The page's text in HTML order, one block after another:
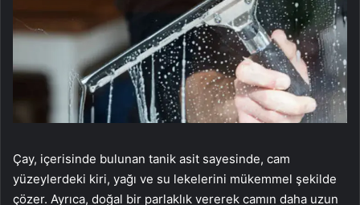
Çay, içerisinde bulunan tanik asit sayesinde, cam
yüzeylerdeki kiri, yağı ve su lekelerini mükemmel şekilde
çözer. Ayrıca, doğal bir parlaklık vererek camın daha uzun